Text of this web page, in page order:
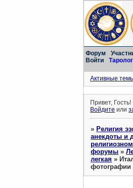
Форум
Войти
Активные
Привет, Гость!
Войдите или
»Религия
анекдоты и
форумы »
легкая »
фотографии